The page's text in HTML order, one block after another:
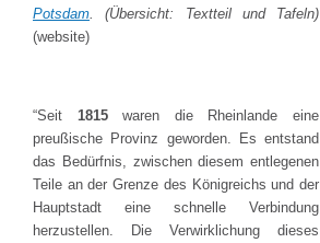
Potsdam . (Übersicht: Textteil und Tafeln)
(website)
“Seit 1815waren die Rheinlande eine
preußische Provinz geworden. Es entstand
das Bedürfnis, zwischen diesem entlegenen
Teile an der Grenze des Königreichs und der
Hauptstadt eine schnelle Verbindung
herzustellen. Die Verwirklichung dieses